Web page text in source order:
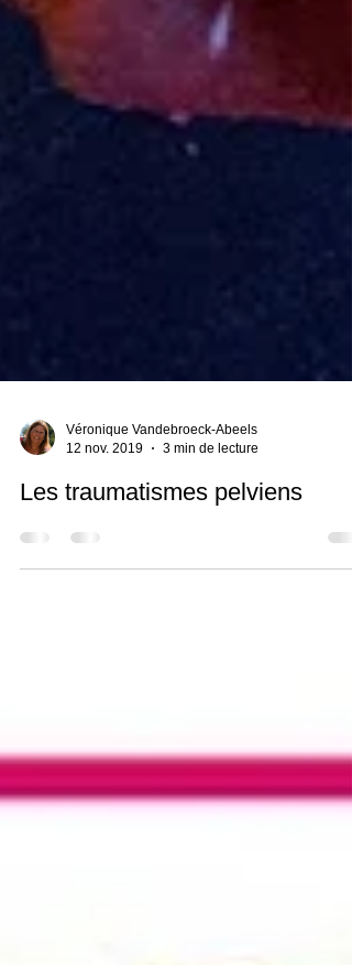
12 nov. 2019
3 min de lecture
Les traumatismes pelviens